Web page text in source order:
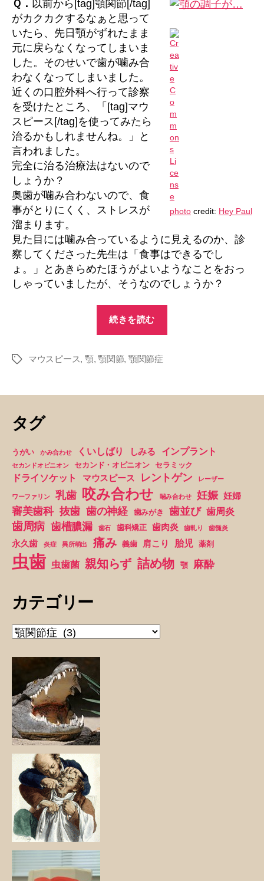
て
し
ま
っ
た
の
で
が。。
へ
の
photo credit: Hey Paul
Ｑ． 以前から[tag]顎関節[/tag]
がカクカクするなぁと思って
いたら、先日顎がずれたまま
元に戻らなくなってしまいま
した。そのせいで歯が噛み合
わなくなってしまいました。
近くの口腔外科へ行って診察
を受けたところ、「[tag]マウ
スピース[/tag]を使ってみたら
治るかもしれませんね。」と
言われました。
完全に治る治療法はないので
しょうか？
奥歯が噛み合わないので、食
事がとりにくく、ストレスが
溜まります。
見た目には噛み合っているように見えるのか、診
察してくださった先生は「食事はできるでし
ょ。」とあきらめたほうがよいようなことをおっ
しゃっていましたが、そうなのでしょうか？
続きを読む
の
で
す
が。。”
タ
マウスピース, 顎,顎関節, 顎関節症
タグ
うがい かみ合わせ くいしばり しみる インプラント
セカンドオピニオン セカンド・オピニオン セラミック
ドライソケット マウスピース レントゲン レーザー
ワーファリン 乳歯 咬み合わせ 噛み合わせ 妊娠 妊婦
審美歯科 抜歯 歯の神経 歯みがき 歯並び 歯周炎
歯周病 歯槽膿漏 歯石 歯科矯正 歯肉炎 歯軋り 歯髄炎
永久歯 炎症 異所萌出 痛み 義歯 肩こり 胎児 薬剤
虫歯 虫歯菌 親知らず 詰め物 顎 麻酔
カテゴリー
カ
テ